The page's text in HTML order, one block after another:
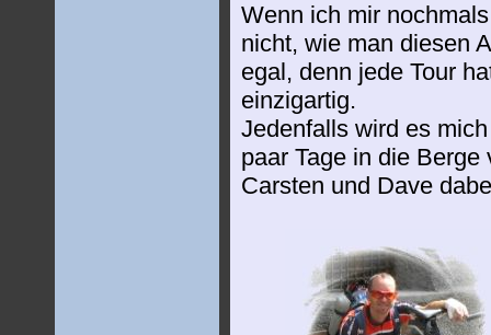
Wenn ich mir
nicht, wie man diesen
egal, denn jede Tour
einzigartig.
Jedenfalls wird es
paar Tage in die
Carsten und Dave